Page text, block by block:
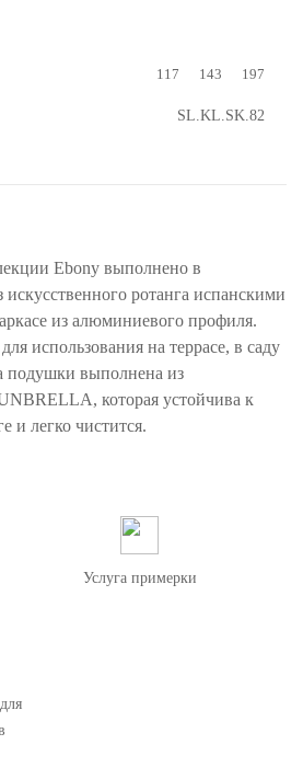
117 143 197
SL.KL.SK.82
Ebony выполнено в
ротанга испанскими
из алюминиевого профиля.
использования на террасе, в саду
подушки выполнена из
которая устойчива к
и легко чистится.
съемные чехлы для
случае отсутствия у поставщика
в производстве мебели может
Испанского производства, которая
могут отличаться из-за
Услуга примерки